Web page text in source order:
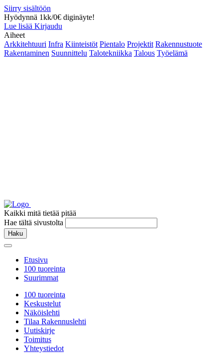
Siirry sisältöön
Hyödynnä 1kk/0€ diginäyte!
Lue lisää Kirjaudu
Aiheet
Arkkitehtuuri Infra Kiinteistöt Pientalo Projektit Rakennustuote
Rakentaminen Suunnittelu Talotekniikka Talous Työelämä
Kaikki mitä tietää pitää
Hae tältä sivustolta
Haku
Etusivu
100 tuoreinta
Suurimmat
100 tuoreinta
Keskustelut
Näköislehti
Tilaa Rakennuslehti
Uutiskirje
Toimitus
Yhteystiedot